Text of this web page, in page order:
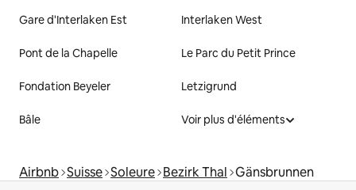
Gare d'Interlaken Est Interlaken West
Pont de la Chapelle Le Parc du Petit Prince
Fondation Beyeler Letzigrund
Bâle Voir plus d'éléments
Airbnb Suisse Soleure Bezirk Thal Gänsbrunnen